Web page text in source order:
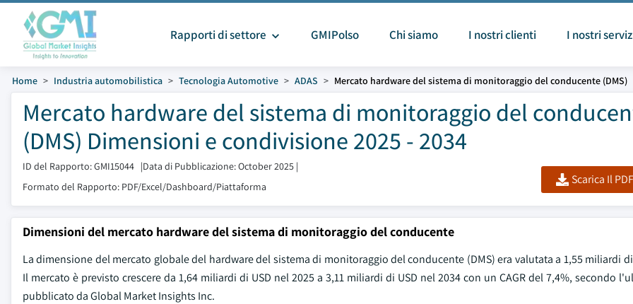
Rapporti di settore GMIPolso Chi siamo I nostri clienti I nostri
Home Industria automobilistica Tecnologia Automotive ADAS Mercato hardware del sistema di monitoraggio del conducente (DMS)
Mercato hardware del sistema di monitoraggio del
(DMS) Dimensioni e condivisione 2025 - 2034
ID del Rapporto: GMI15044 |Data di Pubblicazione: October 2025 |
Formato del Rapporto: PDF/Excel/Dashboard/Piattaforma
Scarica Il
Dimensioni del mercato hardware del sistema di monitoraggio del conducente
La dimensione del mercato globale del hardware del sistema di monitoraggio del conducente (DMS) era valutata a 1,55 miliardi di
Il mercato è previsto crescere da 1,64 miliardi di USD nel 2025 a 3,11 miliardi di USD nel 2034 con un CAGR del 7,4%, secondo
pubblicato da Global Market Insights Inc.